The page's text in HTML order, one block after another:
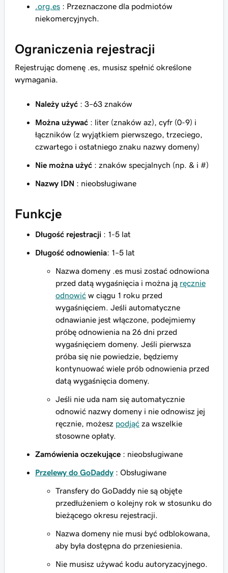
.org.es : Przeznaczone dla podmiotów
niekomercyjnych.
Ograniczenia rejestracji
Rejestrując domenę .es, musisz spełnić określone
wymagania.
Należy użyć : 3–63 znaków
Można używać : liter (znaków az), cyfr (0-9) i
łączników (z wyjątkiem pierwszego, trzeciego,
czwartego i ostatniego znaku nazwy domeny)
Nie można użyć : znaków specjalnych (np. & i #)
Nazwy IDN : nieobsługiwane
Funkcje
Długość rejestracji : 1-5 lat
Długość odnowienia: 1–5 lat
Nazwa domeny .es musi zostać odnowiona
przed datą wygaśnięcia i można ją ręcznie
odnowić w ciągu 1 roku przed
wygaśnięciem. Jeśli automatyczne
odnawianie jest włączone, podejmiemy
próbę odnowienia na 26 dni przed
wygaśnięciem domeny. Jeśli pierwsza
próba się nie powiedzie, będziemy
kontynuować wiele prób odnowienia przed
datą wygaśnięcia domeny.
Jeśli nie uda nam się automatycznie
odnowić nazwy domeny i nie odnowisz jej
ręcznie, możesz podjąć za wszelkie
stosowne opłaty.
Zamówienia oczekujące : nieobsługiwane
Przelewy do GoDaddy : Obsługiwane
Transfery do GoDaddy nie są objęte
przedłużeniem o kolejny rok w stosunku do
bieżącego okresu rejestracji.
Nazwa domeny nie musi być odblokowana,
aby była dostępna do przeniesienia.
Nie musisz używać kodu autoryzacyjnego.